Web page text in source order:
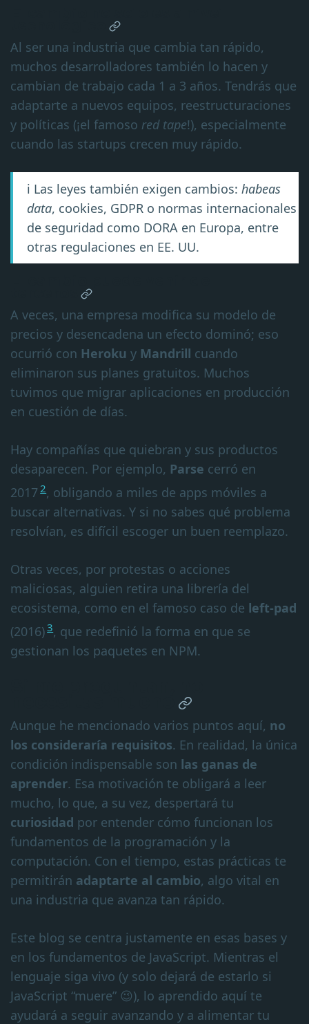
Al ser una industria que cambia tan rápido,
muchos desarrolladores también lo hacen y
cambian de trabajo cada 1 a 3 años. Tendrás que
adaptarte a nuevos equipos, reestructuraciones
y políticas (¡el famoso red tape!), especialmente
cuando las startups crecen muy rápido.
ℹ️ Las leyes también exigen cambios: habeas
data, cookies, GDPR o normas internacionales
de seguridad como DORA en Europa, entre
otras regulaciones en EE. UU.
A veces, una empresa modifica su modelo de
precios y desencadena un efecto dominó; eso
ocurrió con Heroku y Mandrill cuando
eliminaron sus planes gratuitos. Muchos
tuvimos que migrar aplicaciones en producción
en cuestión de días.
Hay compañías que quiebran y sus productos
desaparecen. Por ejemplo, Parse cerró en
2017 2, obligando a miles de apps móviles a
buscar alternativas. Y si no sabes qué problema
resolvían, es difícil escoger un buen reemplazo.
Otras veces, por protestas o acciones
maliciosas, alguien retira una librería del
ecosistema, como en el famoso caso de left-pad
(2016)3, que redefinió la forma en que se
gestionan los paquetes en NPM.
Aunque he mencionado varios puntos aquí, no
los consideraría requisitos. En realidad, la única
condición indispensable son las ganas de
aprender. Esa motivación te obligará a leer
mucho, lo que, a su vez, despertará tu
curiosidad por entender cómo funcionan los
fundamentos de la programación y la
computación. Con el tiempo, estas prácticas te
permitirán adaptarte al cambio, algo vital en
una industria que avanza tan rápido.
Este blog se centra justamente en esas bases y
en los fundamentos de JavaScript. Mientras el
lenguaje siga vivo (y solo dejará de estarlo si
JavaScript “muere” 😉), lo aprendido aquí te
ayudará a seguir avanzando y a alimentar tu